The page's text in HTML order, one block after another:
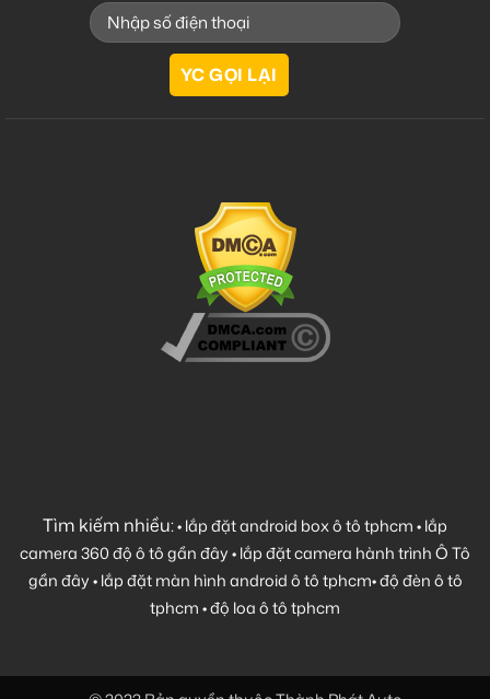
Tìm kiếm nhiều:•lắp đặt android box ô tô tphcm•lắp
camera 360 độ ô tô gần đây•lắp đặt camera hành trình Ô Tô
gần đây•lắp đặt màn hình android ô tô tphcm•độ đèn ô tô
tphcm•độ loa ô tô tphcm